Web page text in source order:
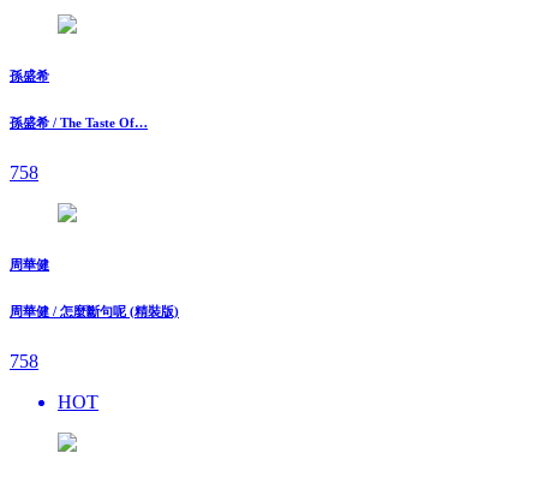
孫盛希
孫盛希 / The Taste Of…
758
周華健
周華健 / 怎麼斷句呢 (精裝版)
758
HOT